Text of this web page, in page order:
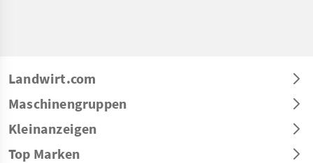
Landwirt.com
Maschinengruppen
Kleinanzeigen
Top Marken